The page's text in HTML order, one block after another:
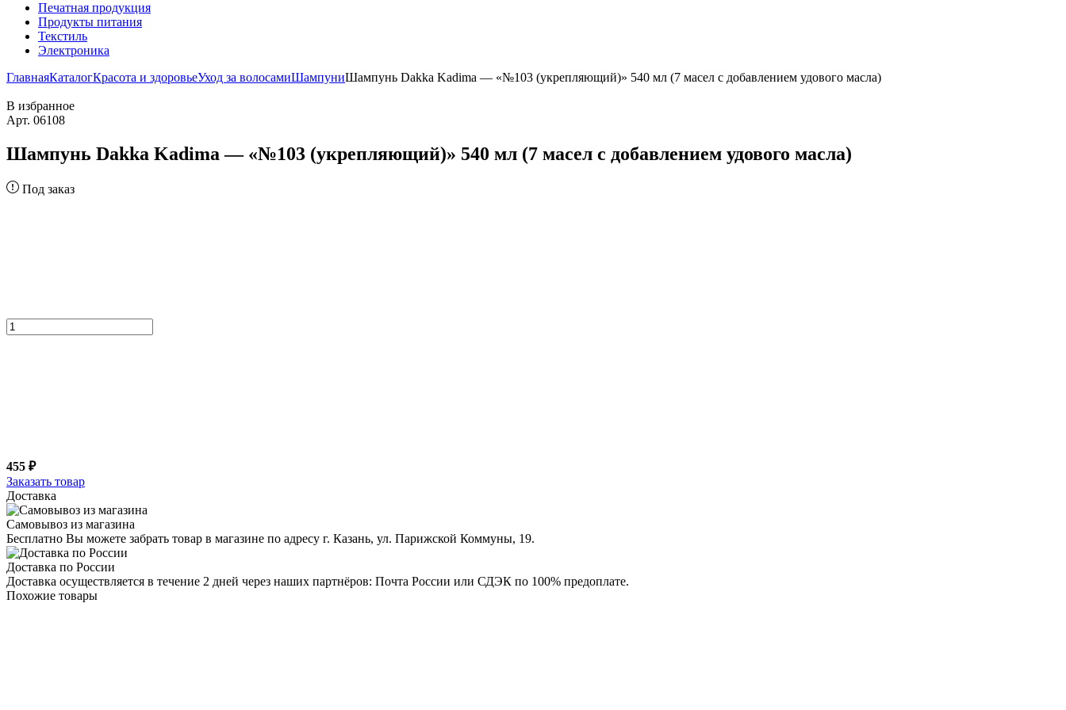
Печатная продукция
Продукты питания
Текстиль
Электроника
ГлавнаяКаталогКрасота и здоровьеУход за волосамиШампуниШампунь Dakka Kadima — «№103 (укрепляющий)» 540 мл (7 масел с добавлением удового масла)
В избранное
Арт. 06108
Шампунь Dakka Kadima — «№103 (укрепляющий)» 540 мл (7 масел с добавлением удового масла)
Под заказ
455 ₽
Заказать товар
Доставка
Самовывоз из магазина
Бесплатно Вы можете забрать товар в магазине по адресу г. Казань, ул. Парижской Коммуны, 19.
Доставка по России
Доставка осуществляется в течение 2 дней через наших партнёров: Почта России или СДЭК по 100% предоплате.
Похожие товары